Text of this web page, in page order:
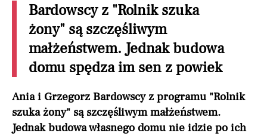
Bardowscy z "Rolnik szuka
żony" są szczęśliwym
małżeństwem. Jednak budowa
domu spędza im sen z powiek
Ania i Grzegorz Bardowscy z programu "Rolnik
szuka żony" są szczęśliwym małżeństwem.
Jednak budowa własnego domu nie idzie po ich